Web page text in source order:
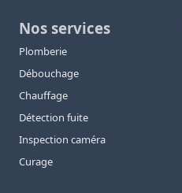
Nos services
Plomberie
Débouchage
Chauffage
Détection fuite
Inspection caméra
Curage